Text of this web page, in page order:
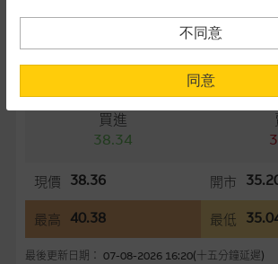
1888 建滔積層板
38.36
買進
38.34
現價 38.36 開市
最高 40.38 最低
最後更新日期： 07-08-2026 16:20(十五分鐘延遲)
民使用，並不提供或發售予美國人。本網站內
閣下購買證券、基金單位或其他投資工具(不論
其他地方)，但清楚表明上述意圖的個別段落則
提供網站內容的基準 – 使用時請考慮
網站內容來自我們在所示日期時認為可靠之來
言，網站內容可能未必完整或準確。麥格理集團
務更新網站內容，或修正任何其後變為明顯失
容所載的意見、預測及其他資料可予更改或刪除
知。
不同意
同意